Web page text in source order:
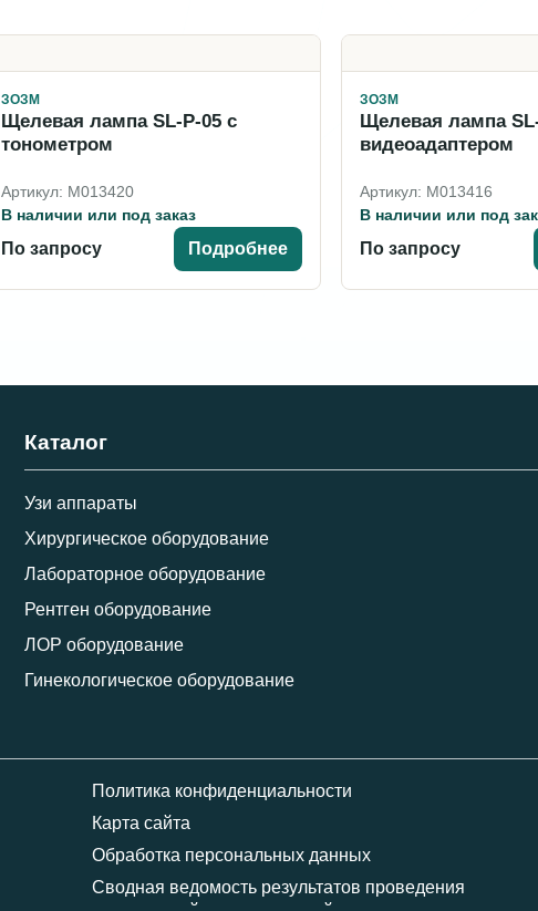
ЗОЗМ
Щелевая лампа SL-P-05 с
тонометром
Артикул: M013420
В наличии или под заказ
По запросу Подробнее
ЗОЗМ
Щелевая лампа
видеоадаптером
Артикул: M013416
В наличии или под
По запросу
Каталог
Узи аппараты
Хирургическое оборудование
Лабораторное оборудование
Рентген оборудование
ЛОР оборудование
Гинекологическое оборудование
Политика конфиденциальности
Карта сайта
Обработка персональных данных
Сводная ведомость результатов проведения